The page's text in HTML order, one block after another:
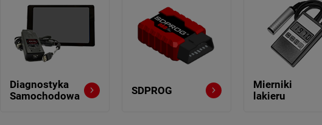
Diagnostyka
Samochodowa
SDPROG
Mierniki
lakieru